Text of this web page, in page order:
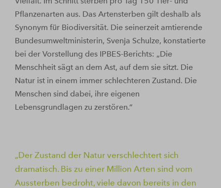
Pflanzenarten aus. Das Artensterben gilt deshalb als
Synonym für Biodiversität. Die seinerzeit amtierende
Bundesumweltministerin, Svenja Schulze, konstatierte
bei der Vorstellung des IPBES-Berichts: „Die
Menschheit sägt an dem Ast, auf dem sie sitzt. Die
Natur ist in einem immer schlechteren Zustand. Die
Menschen sind dabei, ihre eigenen
Lebensgrundlagen zu zerstören.“
Der Zustand der Natur verschlechtert sich
dramatisch. Bis zu einer Million Arten sind vom
Aussterben bedroht, viele davon bereits in den